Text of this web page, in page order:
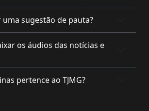
uma sugestão de pauta?
os áudios das notícias e
pertence ao TJMG?